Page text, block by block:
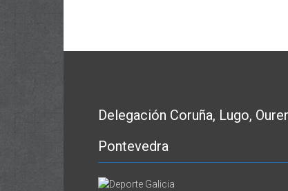
Delegación Coruña, Lugo,
Pontevedra